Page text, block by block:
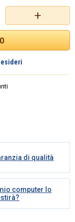
+
di qualità
mio computer lo